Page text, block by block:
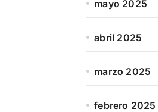
mayo 2025
abril 2025
marzo 2025
febrero 2025